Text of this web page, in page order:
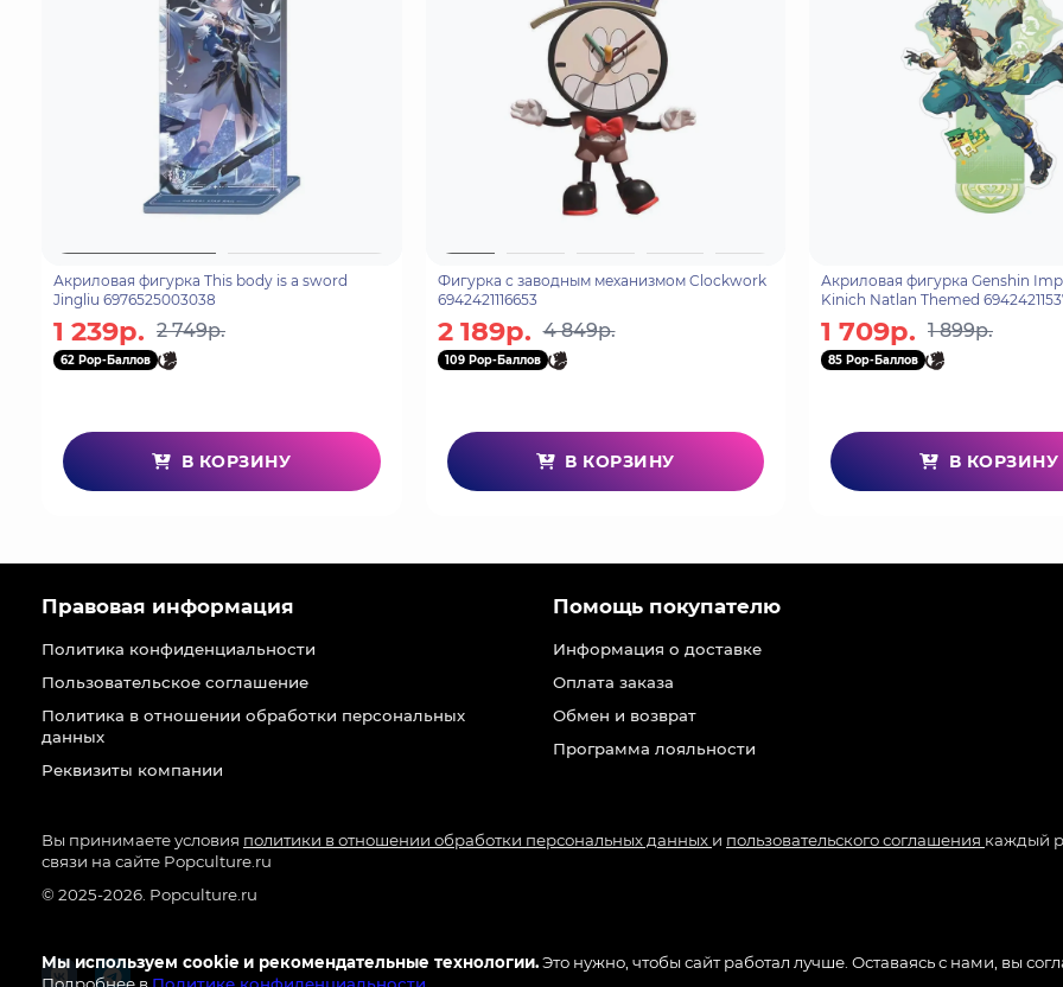
Акриловая фигурка This body is a sword
Jingliu 6976525003038
1 239р. 2 749р.
62 Pop-Баллов
В КОРЗИНУ
Фигурка с заводным механизмом Clockwork
6942421116653
2 189р. 4 849р.
109 Pop-Баллов
В КОРЗИНУ
Акриловая фигурка Genshin
Kinich Natlan Themed
1 709р. 1 899р.
85 Pop-Баллов
В КОРЗИНУ
Мы используем cookie и рекомендательные технологии.Это нужно, чтобы сайт работал лучше. Оставаясь с нами, вы
Правовая информация
Политика конфиденциальности
Пользовательское соглашение
Политика в отношении обработки персональных
данных
Реквизиты компании
Помощь покупателю
Информация о доставке
Оплата заказа
Обмен и возврат
Программа лояльности
Вы принимаете условия политики в отношении обработки персональных данных и пользовательского соглашения каждый
связи на сайте Popculture.ru
© 2025-2026. Popculture.ru